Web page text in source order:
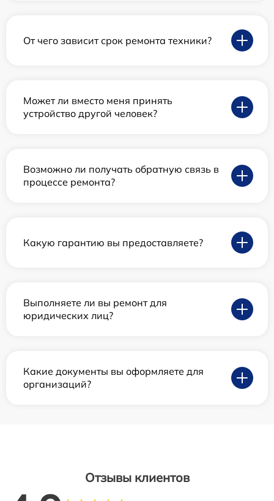
От чего зависит срок ремонта техники?
Может ли вместо меня принять
устройство другой человек?
Возможно ли получать обратную связь в
процессе ремонта?
Какую гарантию вы предоставляете?
Выполняете ли вы ремонт для
юридических лиц?
Какие документы вы оформляете для
организаций?
Отзывы клиентов